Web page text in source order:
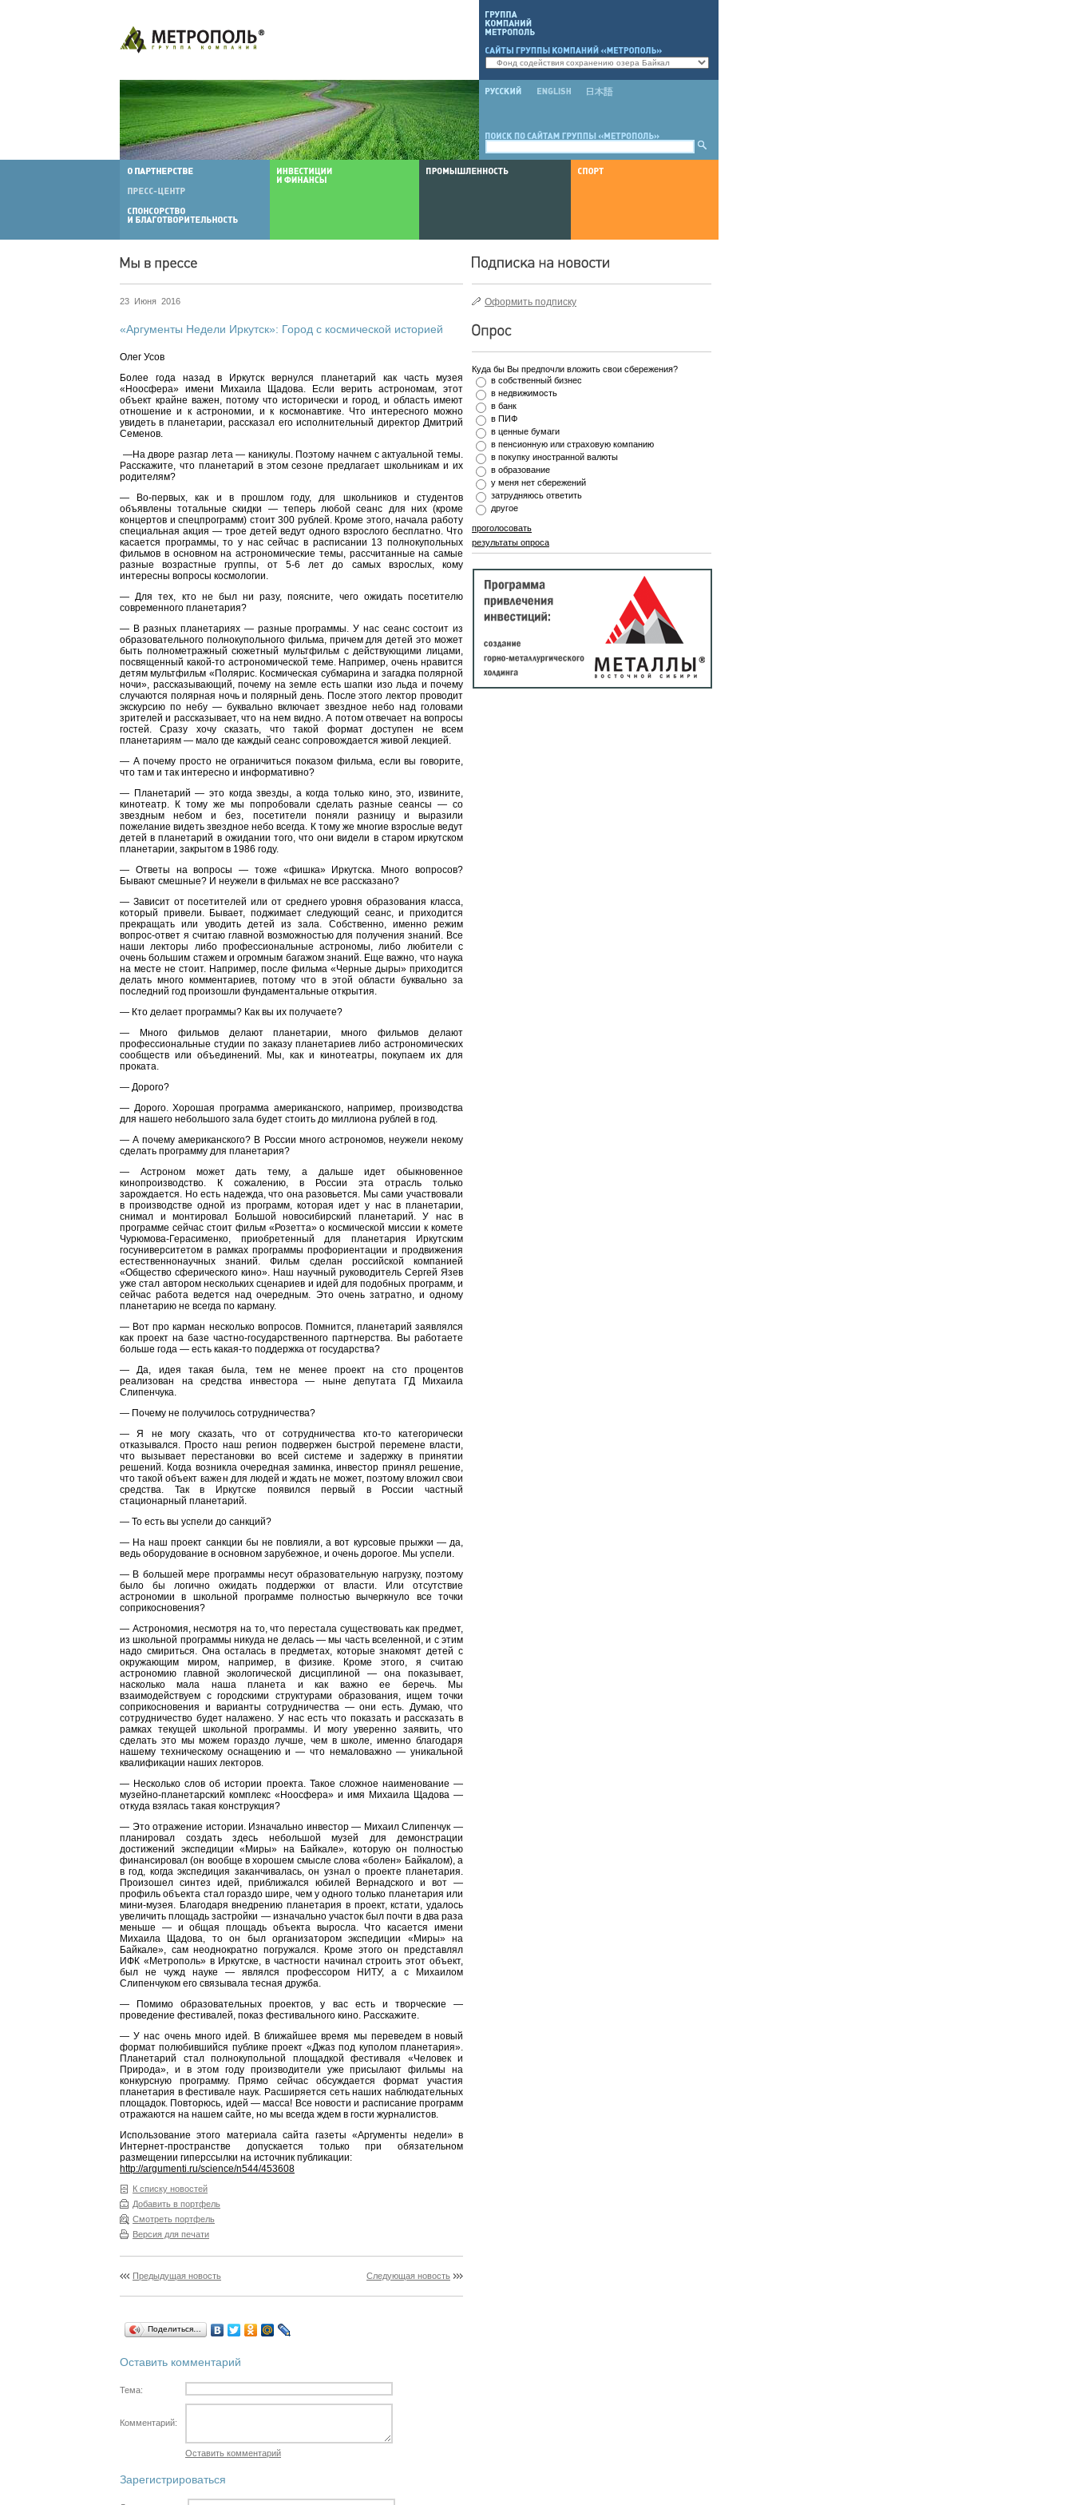
23 Июня 2016
«Аргументы Недели Иркутск»: Город с космической историей
Олег Усов
Более года назад в Иркутск вернулся планетарий как часть музея
«Ноосфера» имени Михаила Щадова. Если верить астрономам, этот
объект крайне важен, потому что исторически и город, и область имеют
отношение и к астрономии, и к космонавтике. Что интересного можно
увидеть в планетарии, рассказал его исполнительный директор Дмитрий
Семенов.
—На дворе разгар лета — каникулы. Поэтому начнем с актуальной темы.
Расскажите, что планетарий в этом сезоне предлагает школьникам и их
родителям?
— Во-первых, как и в прошлом году, для школьников и студентов
объявлены тотальные скидки — теперь любой сеанс для них (кроме
концертов и спецпрограмм) стоит 300 рублей. Кроме этого, начала работу
специальная акция — трое детей ведут одного взрослого бесплатно. Что
касается программы, то у нас сейчас в расписании 13 полнокупольных
фильмов в основном на астрономические темы, рассчитанные на самые
разные возрастные группы, от 5-6 лет до самых взрослых, кому
интересны вопросы космологии.
— Для тех, кто не был ни разу, поясните, чего ожидать посетителю
современного планетария?
— В разных планетариях — разные программы. У нас сеанс состоит из
образовательного полнокупольного фильма, причем для детей это может
быть полнометражный сюжетный мультфильм с действующими лицами,
посвященный какой-то астрономической теме. Например, очень нравится
детям мультфильм «Полярис. Космическая субмарина и загадка полярной
ночи», рассказывающий, почему на земле есть шапки изо льда и почему
случаются полярная ночь и полярный день. После этого лектор проводит
экскурсию по небу — буквально включает звездное небо над головами
зрителей и рассказывает, что на нем видно. А потом отвечает на вопросы
гостей. Сразу хочу сказать, что такой формат доступен не всем
планетариям — мало где каждый сеанс сопровождается живой лекцией.
— А почему просто не ограничиться показом фильма, если вы говорите,
что там и так интересно и информативно?
— Планетарий — это когда звезды, а когда только кино, это, извините,
кинотеатр. К тому же мы попробовали сделать разные сеансы — со
звездным небом и без, посетители поняли разницу и выразили
пожелание видеть звездное небо всегда. К тому же многие взрослые ведут
детей в планетарий в ожидании того, что они видели в старом иркутском
планетарии, закрытом в 1986 году.
— Ответы на вопросы — тоже «фишка» Иркутска. Много вопросов?
Бывают смешные? И неужели в фильмах не все рассказано?
— Зависит от посетителей или от среднего уровня образования класса,
который привели. Бывает, поджимает следующий сеанс, и приходится
прекращать или уводить детей из зала. Собственно, именно режим
вопрос-ответ я считаю главной возможностью для получения знаний. Все
наши лекторы либо профессиональные астрономы, либо любители с
очень большим стажем и огромным багажом знаний. Еще важно, что наука
на месте не стоит. Например, после фильма «Черные дыры» приходится
делать много комментариев, потому что в этой области буквально за
последний год произошли фундаментальные открытия.
— Кто делает программы? Как вы их получаете?
— Много фильмов делают планетарии, много фильмов делают
профессиональные студии по заказу планетариев либо астрономических
сообществ или объединений. Мы, как и кинотеатры, покупаем их для
проката.
— Дорого?
— Дорого. Хорошая программа американского, например, производства
для нашего небольшого зала будет стоить до миллиона рублей в год.
— А почему американского? В России много астрономов, неужели некому
сделать программу для планетария?
— Астроном может дать тему, а дальше идет обыкновенное
кинопроизводство. К сожалению, в России эта отрасль только
зарождается. Но есть надежда, что она разовьется. Мы сами участвовали
в производстве одной из программ, которая идет у нас в планетарии,
снимал и монтировал Большой новосибирский планетарий. У нас в
программе сейчас стоит фильм «Розетта» о космической миссии к комете
Чурюмова-Герасименко, приобретенный для планетария Иркутским
госуниверситетом в рамках программы профориентации и продвижения
естественнонаучных знаний. Фильм сделан российской компанией
«Общество сферического кино». Наш научный руководитель Сергей Язев
уже стал автором нескольких сценариев и идей для подобных программ, и
сейчас работа ведется над очередным. Это очень затратно, и одному
планетарию не всегда по карману.
— Вот про карман несколько вопросов. Помнится, планетарий заявлялся
как проект на базе частно-государственного партнерства. Вы работаете
больше года — есть какая-то поддержка от государства?
— Да, идея такая была, тем не менее проект на сто процентов
реализован на средства инвестора — ныне депутата ГД Михаила
Слипенчука.
— Почему не получилось сотрудничества?
— Я не могу сказать, что от сотрудничества кто-то категорически
отказывался. Просто наш регион подвержен быстрой перемене власти,
что вызывает перестановки во всей системе и задержку в принятии
решений. Когда возникла очередная заминка, инвестор принял решение,
что такой объект важен для людей и ждать не может, поэтому вложил свои
средства. Так в Иркутске появился первый в России частный
стационарный планетарий.
— То есть вы успели до санкций?
— На наш проект санкции бы не повлияли, а вот курсовые прыжки — да,
ведь оборудование в основном зарубежное, и очень дорогое. Мы успели.
— В большей мере программы несут образовательную нагрузку, поэтому
было бы логично ожидать поддержки от власти. Или отсутствие
астрономии в школьной программе полностью вычеркнуло все точки
соприкосновения?
— Астрономия, несмотря на то, что перестала существовать как предмет,
из школьной программы никуда не делась — мы часть вселенной, и с этим
надо смириться. Она осталась в предметах, которые знакомят детей с
окружающим миром, например, в физике. Кроме этого, я считаю
астрономию главной экологической дисциплиной — она показывает,
насколько мала наша планета и как важно ее беречь. Мы
взаимодействуем с городскими структурами образования, ищем точки
соприкосновения и варианты сотрудничества — они есть. Думаю, что
сотрудничество будет налажено. У нас есть что показать и рассказать в
рамках текущей школьной программы. И могу уверенно заявить, что
сделать это мы можем гораздо лучше, чем в школе, именно благодаря
нашему техническому оснащению и — что немаловажно — уникальной
квалификации наших лекторов.
— Несколько слов об истории проекта. Такое сложное наименование —
музейно-планетарский комплекс «Ноосфера» и имя Михаила Щадова —
откуда взялась такая конструкция?
— Это отражение истории. Изначально инвестор — Михаил Слипенчук —
планировал создать здесь небольшой музей для демонстрации
достижений экспедиции «Миры» на Байкале», которую он полностью
финансировал (он вообще в хорошем смысле слова «болен» Байкалом), а
в год, когда экспедиция заканчивалась, он узнал о проекте планетария.
Произошел синтез идей, приближался юбилей Вернадского и вот —
профиль объекта стал гораздо шире, чем у одного только планетария или
мини-музея. Благодаря внедрению планетария в проект, кстати, удалось
увеличить площадь застройки — изначально участок был почти в два раза
меньше — и общая площадь объекта выросла. Что касается имени
Михаила Щадова, то он был организатором экспедиции «Миры» на
Байкале», сам неоднократно погружался. Кроме этого он представлял
ИФК «Метрополь» в Иркутске, в частности начинал строить этот объект,
был не чужд науке — являлся профессором НИТУ, а с Михаилом
Слипенчуком его связывала тесная дружба.
— Помимо образовательных проектов, у вас есть и творческие —
проведение фестивалей, показ фестивального кино. Расскажите.
— У нас очень много идей. В ближайшее время мы переведем в новый
формат полюбившийся публике проект «Джаз под куполом планетария».
Планетарий стал полнокупольной площадкой фестиваля «Человек и
Природа», и в этом году производители уже присылают фильмы на
конкурсную программу. Прямо сейчас обсуждается формат участия
планетария в фестивале наук. Расширяется сеть наших наблюдательных
площадок. Повторюсь, идей — масса! Все новости и расписание программ
отражаются на нашем сайте, но мы всегда ждем в гости журналистов.
Использование этого материала сайта газеты «Аргументы недели» в
Интернет-пространстве допускается только при обязательном
размещении гиперссылки на источник публикации:
http://argumenti.ru/science/n544/453608
К списку новостей
Добавить в портфель
Смотреть портфель
Версия для печати
Предыдущая новость Следующая новость
Поделиться…
Оставить комментарий
Тема:
Комментарий:
Оставить комментарий
Зарегистрироваться
Оформить подписку
Куда бы Вы предпочли вложить свои сбережения?
в собственный бизнес
в недвижимость
в банк
в ПИФ
в ценные бумаги
в пенсионную или страховую компанию
в покупку иностранной валюты
в образование
у меня нет сбережений
затрудняюсь ответить
другое
проголосовать
результаты опроса